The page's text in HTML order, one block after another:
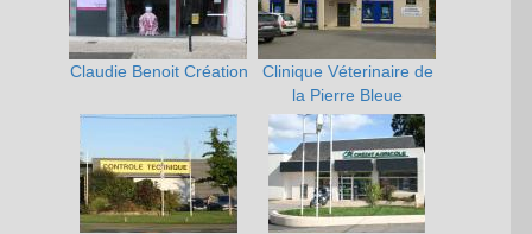
Claudie Benoit Création
Clinique Véterinaire de
la Pierre Bleue